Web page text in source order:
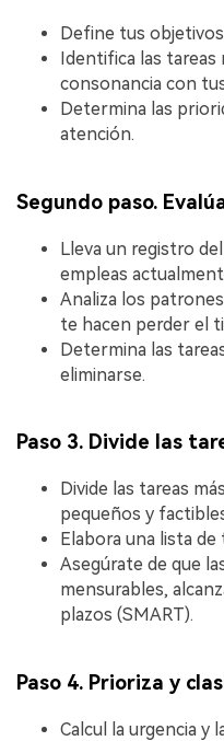
Define tus
Identifica las
consonancia con
Determina las
atención.
Segundo paso.
Lleva un registro
empleas
Analiza los
te hacen perder el
Determina las
eliminarse.
Paso 3. Divide las
Divide las tareas
pequeños y
Elabora una lista de
Asegúrate de que
mensurables,
plazos (SMART).
Paso 4. Prioriza y
Calcul la urgencia y